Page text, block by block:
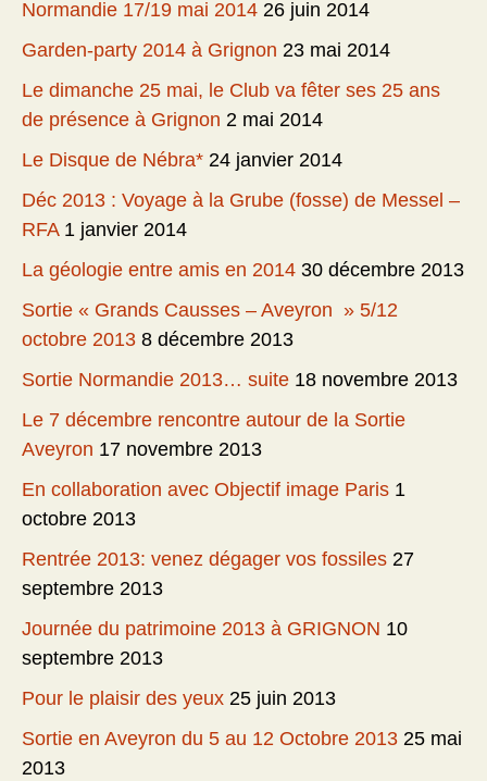
Normandie 17/19 mai 2014 26 juin 2014
Garden-party 2014 à Grignon 23 mai 2014
Le dimanche 25 mai, le Club va fêter ses 25 ans
de présence à Grignon 2 mai 2014
Le Disque de Nébra* 24 janvier 2014
Déc 2013 : Voyage à la Grube (fosse) de Messel –
RFA 1 janvier 2014
La géologie entre amis en 2014 30 décembre 2013
Sortie « Grands Causses – Aveyron » 5/12
octobre 2013 8 décembre 2013
Sortie Normandie 2013… suite 18 novembre 2013
Le 7 décembre rencontre autour de la Sortie
Aveyron 17 novembre 2013
En collaboration avec Objectif image Paris 1
octobre 2013
Rentrée 2013: venez dégager vos fossiles 27
septembre 2013
Journée du patrimoine 2013 à GRIGNON 10
septembre 2013
Pour le plaisir des yeux 25 juin 2013
Sortie en Aveyron du 5 au 12 Octobre 2013 25 mai
2013